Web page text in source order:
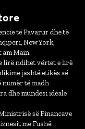
të Pavarur dhe të
New York,
am Main.
lirë ndihet vërtet e lirë
jashtë etikës së
të madh
dhe mundësi ideale
së Financave
me Fushë